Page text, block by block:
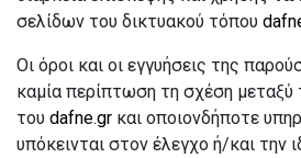
σελίδων του δικτυακού τόπου
Οι όροι και οι εγγυήσεις της
καμία περίπτωση τη σχέση
του dafne.gr και οποιoνδήποτε
υπόκεινται στον έλεγχο ή/και την